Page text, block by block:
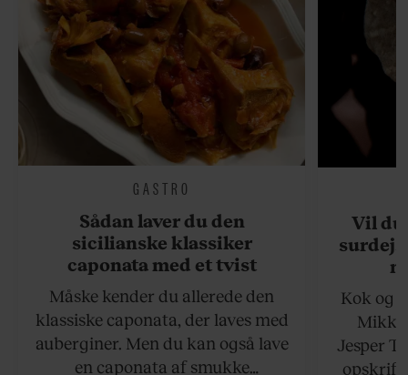
GASTRO
Sådan laver du den
sicilianske klassiker
caponata med et tvist
Måske kender du allerede den
klassiske caponata, der laves med
auberginer. Men du kan også lave
en caponata af smukke
Vil du
Kok og
Jesper
opskrift